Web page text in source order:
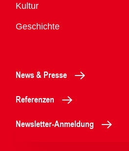
Kultur
Geschichte
News & Presse
Referenzen
Newsletter-Anmeldung